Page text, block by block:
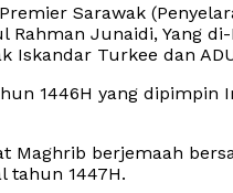
Sarawak
Rahman Junaidi, Yang
Iskandar Turkee dan
1446H yang dipimpin
Maghrib berjemaah
tahun 1447H.